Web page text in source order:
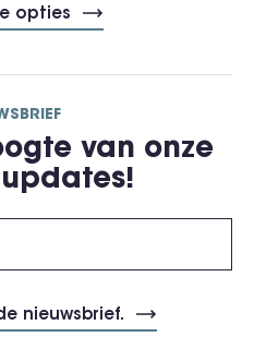
opties
van onze